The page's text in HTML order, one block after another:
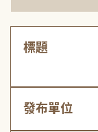
標題
發布單位